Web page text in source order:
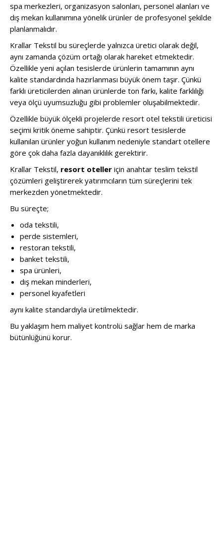
spa merkezleri, organizasyon salonları, personel alanları ve
dış mekan kullanımına yönelik ürünler de profesyonel şekilde
planlanmalıdır.
Krallar Tekstil bu süreçlerde yalnızca üretici olarak değil,
aynı zamanda çözüm ortağı olarak hareket etmektedir.
Özellikle yeni açılan tesislerde ürünlerin tamamının aynı
kalite standardında hazırlanması büyük önem taşır. Çünkü
farklı üreticilerden alınan ürünlerde ton farkı, kalite farklılığı
veya ölçü uyumsuzluğu gibi problemler oluşabilmektedir.
Özellikle büyük ölçekli projelerde resort otel tekstili üreticisi
seçimi kritik öneme sahiptir. Çünkü resort tesislerde
kullanılan ürünler yoğun kullanım nedeniyle standart otellere
göre çok daha fazla dayanıklılık gerektirir.
Krallar Tekstil, resort oteller için anahtar teslim tekstil
çözümleri geliştirerek yatırımcıların tüm süreçlerini tek
merkezden yönetmektedir.
Bu süreçte;
oda tekstili,
perde sistemleri,
restoran tekstili,
banket tekstili,
spa ürünleri,
dış mekan minderleri,
personel kıyafetleri
aynı kalite standardıyla üretilmektedir.
Bu yaklaşım hem maliyet kontrolü sağlar hem de marka
bütünlüğünü korur.